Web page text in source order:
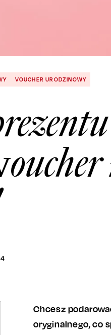
VOUCHER URODZINOWY
Chcesz
oryginalnego, co